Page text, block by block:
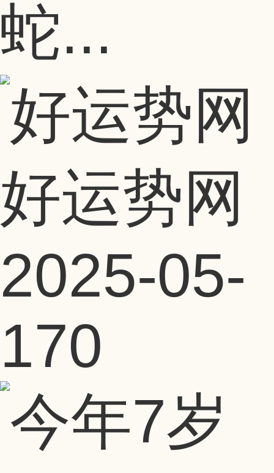
蛇...
好运势网
2025-05-
170